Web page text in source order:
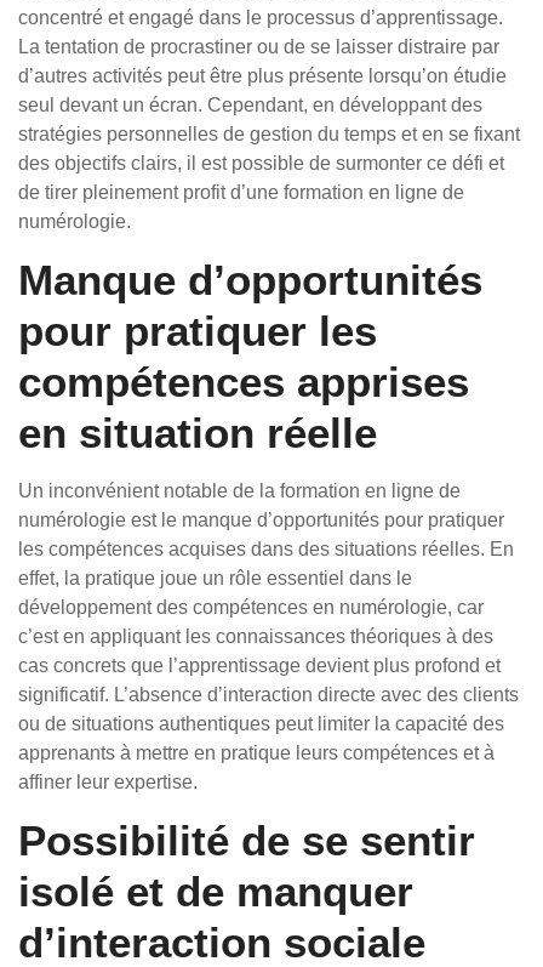
concentré et engagé dans le processus d’apprentissage.
La tentation de procrastiner ou de se laisser distraire par
d’autres activités peut être plus présente lorsqu’on étudie
seul devant un écran. Cependant, en développant des
stratégies personnelles de gestion du temps et en se fixant
des objectifs clairs, il est possible de surmonter ce défi et
de tirer pleinement profit d’une formation en ligne de
numérologie.
Manque d’opportunités
pour pratiquer les
compétences apprises
en situation réelle
Un inconvénient notable de la formation en ligne de
numérologie est le manque d’opportunités pour pratiquer
les compétences acquises dans des situations réelles. En
effet, la pratique joue un rôle essentiel dans le
développement des compétences en numérologie, car
c’est en appliquant les connaissances théoriques à des
cas concrets que l’apprentissage devient plus profond et
significatif. L’absence d’interaction directe avec des clients
ou de situations authentiques peut limiter la capacité des
apprenants à mettre en pratique leurs compétences et à
affiner leur expertise.
Possibilité de se sentir
isolé et de manquer
d’interaction sociale